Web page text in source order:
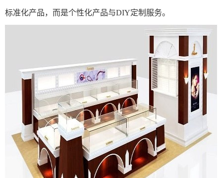
标准化产品，而是个性化产品与DIY定制服务。